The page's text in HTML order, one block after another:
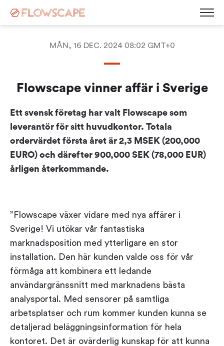
MÅN, 16 DEC. 2024 08:02 GMT+0
Flowscape vinner affär i Sverige
Ett svensk företag har valt Flowscape som
leverantör för sitt huvudkontor. Totala
ordervärdet första året är 2,3 MSEK (200,000
EURO) och därefter 900,000 SEK (78,000 EUR)
årligen återkommande.
”Flowscape växer vidare med nya affärer i
Sverige! Vi utökar vår fantastiska
marknadsposition med ytterligare en stor
installation. Den här kunden valde oss för vår
förmåga att kombinera ett ledande
användargränssnitt med marknadens bästa
analysportal. Med sensorer på samtliga
arbetsplatser och rum kommer kunden kunna se
detaljerad beläggningsinformation för hela
kontoret. Det är ovärderlig kunskap för att kunna
Room Booking System
Parking Management
Visitor Management
Automatic Desk Check-in
Busy Light
Kiosk Screen
Sensors
Contact
Career
News
White Paper
Workplace ROI
The Hybrid Work Model